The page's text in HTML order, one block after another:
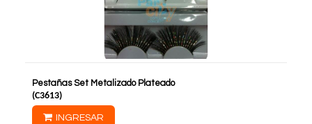
Pestañas Set Metalizado Plateado
(C3613)
INGRESAR